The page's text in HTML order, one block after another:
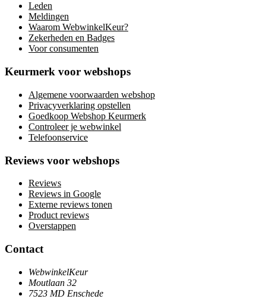
Leden
Meldingen
Waarom WebwinkelKeur?
Zekerheden en Badges
Voor consumenten
Keurmerk voor webshops
Algemene voorwaarden webshop
Privacyverklaring opstellen
Goedkoop Webshop Keurmerk
Controleer je webwinkel
Telefoonservice
Reviews voor webshops
Reviews
Reviews in Google
Externe reviews tonen
Product reviews
Overstappen
Contact
WebwinkelKeur
Moutlaan 32
7523 MD Enschede